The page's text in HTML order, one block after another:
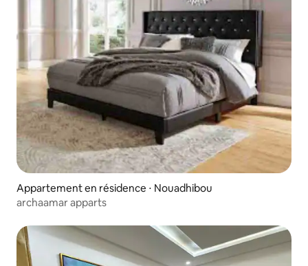
Appartement en résidence ⋅ Nouadhibou
archaamar apparts